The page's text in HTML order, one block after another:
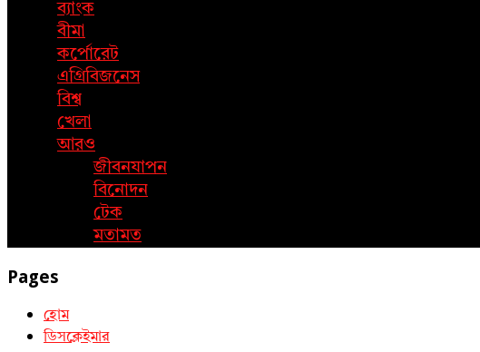
ব্যাংক
বীমা
কর্পোরেট
এগ্রিবিজনেস
বিশ্ব
খেলা
আরও
জীবনযাপন
বিনোদন
টেক
মতামত
Pages
হোম
ডিসক্লেইমার